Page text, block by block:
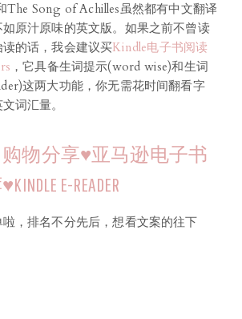
The Song of Achilles虽然都有中文翻译
原汁原味的英文版。如果之前不曾读
的话，我会建议买Kindle电子书阅读
，它具备生词提示(word wise)和生词
这两大功能，你无需花时间翻看字
词汇量。
购物分享♥亚马逊电子书
E-READER
，排名不分先后，想看文案的往下